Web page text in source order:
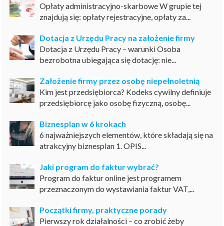
Opłaty administracyjno-skarbowe W grupie tej
znajdują się: opłaty rejestracyjne, opłaty za...
Dotacja z Urzędu Pracy na założenie firmy
Dotacja z Urzędu Pracy – warunki Osoba
bezrobotna ubiegająca się dotację: nie...
Założenie firmy przez osobę niepełnoletnią
Kim jest przedsiębiorca? Kodeks cywilny definiuje
przedsiębiorcę jako osobę fizyczną, osobę...
Biznesplan w 6 krokach
6 najważniejszych elementów, które składają się na
atrakcyjny biznesplan 1. OPIS...
Jaki program do faktur wybrać?
Program do faktur online jest programem
przeznaczonym do wystawiania faktur VAT,...
Początki firmy, praktyczne porady
Pierwszy rok działalności – co zrobić żeby